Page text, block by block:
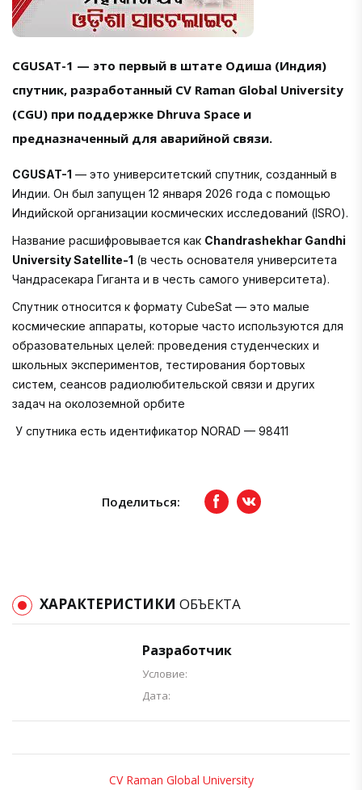
CGUSAT-1 — это первый в штате Одиша (Индия)
спутник, разработанный CV Raman Global University
(CGU) при поддержке Dhruva Space и
предназначенный для аварийной связи.
CGUSAT-1 — это университетский спутник, созданный в
Индии. Он был запущен 12 января 2026 года с помощью
Индийской организации космических исследований (ISRO).
Название расшифровывается как Chandrashekhar Gandhi
University Satellite-1 (в честь основателя университета
Чандрасекара Гиганта и в честь самого университета).
Спутник относится к формату CubeSat — это малые
космические аппараты, которые часто используются для
образовательных целей: проведения студенческих и
школьных экспериментов, тестирования бортовых
систем, сеансов радиолюбительской связи и других
задач на околоземной орбите
У спутника есть идентификатор NORAD — 98411
Поделиться: FacebookвКонтакте
ХАРАКТЕРИСТИКИ ОБЪЕКТА
Разработчик
Условие:
Дата:
CV Raman Global University